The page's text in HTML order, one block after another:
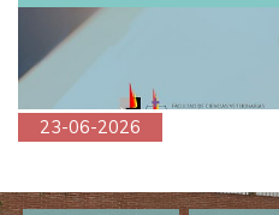
23-06-2026